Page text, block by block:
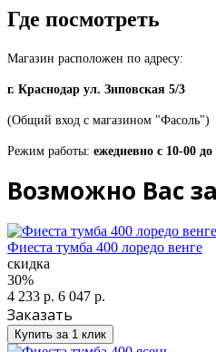
Где посмотреть
Магазин расположен по адресу:
г. Краснодар ул. Зиповская 5/3
(Общий вход с магазином "Фасоль")
Режим работы: ежедневно с 10-00
Возможно Вас
Фиеста тумба 400 лоредо венге
скидка
30%
4 233 р. 6 047 р.
Заказать
Купить за 1 клик